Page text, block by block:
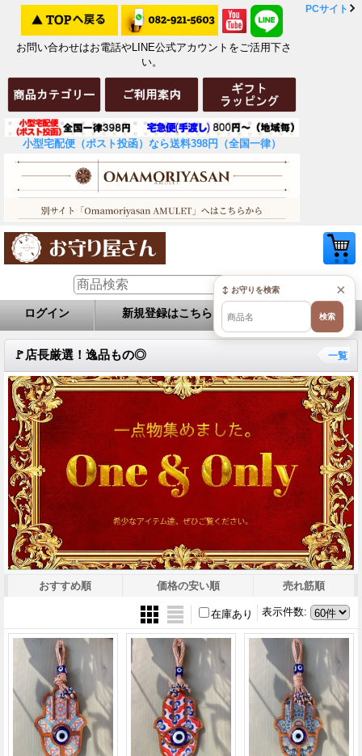
お問い合わせはお電話やLINE公式アカウントをご活用下さ
い。
小型宅配便（ポスト投函）なら送料398円（全国一律）
PCサイト
ログイン 新規登録はこちら お問い合せ
🚩店長厳選！逸品もの◎ 一覧
おすすめ順 価格の安い順 売れ筋順
表示件数:
在庫あり
×
↕ お守りを検索
検索